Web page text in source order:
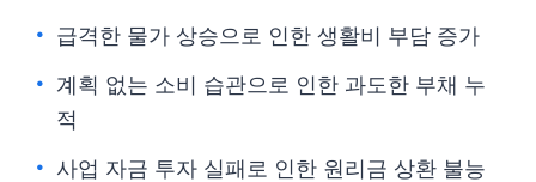
급격한 물가 상승으로 인한 생활비 부담 증가
계획 없는 소비 습관으로 인한 과도한 부채 누
적
사업 자금 투자 실패로 인한 원리금 상환 불능